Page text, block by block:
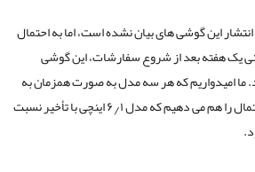
انتشار این گوشی های بیان نشده است، اما به احتمال
یعنی یک هفته بعد از شروع سفارشات، این گوشی
ما امیدواریم که هر سه مدل به صورت همزمان به
مراکز خرید برسند اما این احتمال را هم می دهیم که مدل ۶٫۱ اینچی با تأخیر نسبت